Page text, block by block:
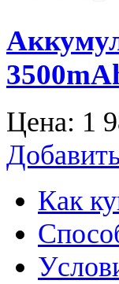
Цена: 1
Как